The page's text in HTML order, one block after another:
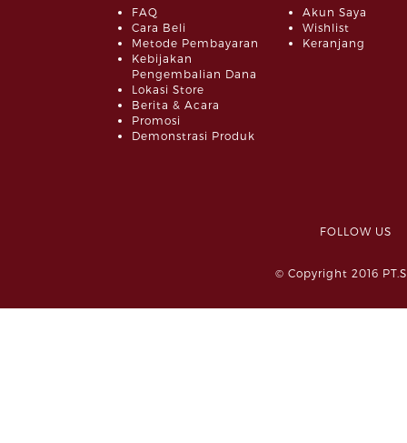
FAQ
Cara Beli
Metode Pembayaran
Kebijakan
Pengembalian Dana
Lokasi Store
Berita & Acara
Promosi
Demonstrasi Produk
Akun Saya
Wishlist
Keranjang
FOLLOW
© Copyright 2016